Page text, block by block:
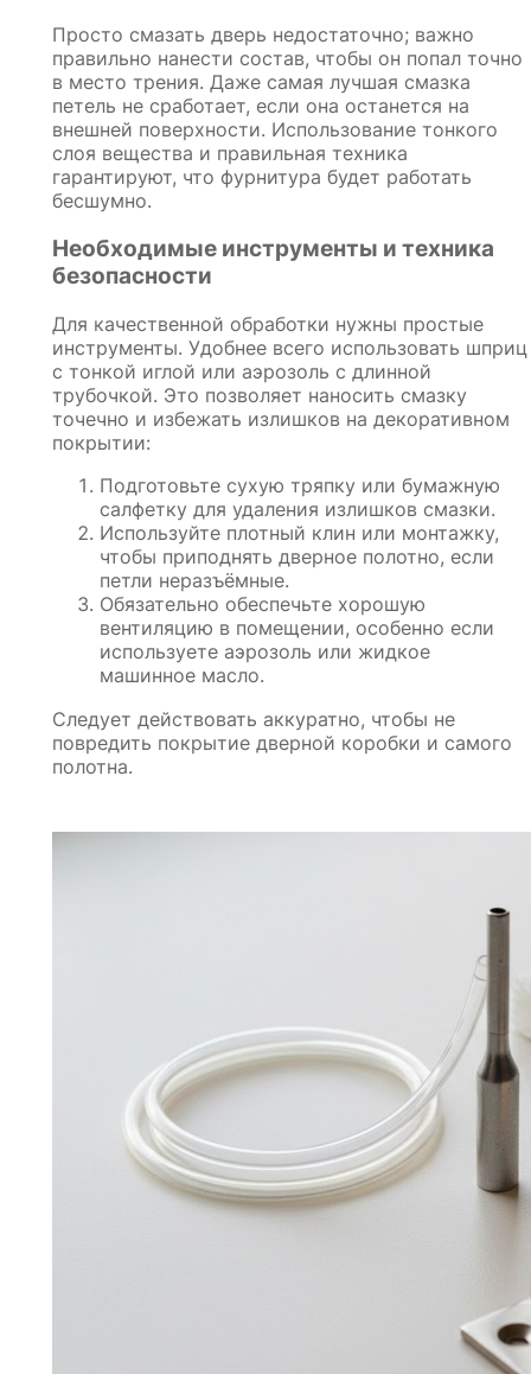
Просто смазать дверь недостаточно; важно
правильно нанести состав, чтобы он попал точно
в место трения. Даже самая лучшая смазка
петель не сработает, если она останется на
внешней поверхности. Использование тонкого
слоя вещества и правильная техника
гарантируют, что фурнитура будет работать
бесшумно.
Необходимые инструменты и техника
безопасности
Для качественной обработки нужны простые
инструменты. Удобнее всего использовать шприц
с тонкой иглой или аэрозоль с длинной
трубочкой. Это позволяет наносить смазку
точечно и избежать излишков на декоративном
покрытии:
Подготовьте сухую тряпку или бумажную
салфетку для удаления излишков смазки.
Используйте плотный клин или монтажку,
чтобы приподнять дверное полотно, если
петли неразъёмные.
Обязательно обеспечьте хорошую
вентиляцию в помещении, особенно если
используете аэрозоль или жидкое
машинное масло.
Следует действовать аккуратно, чтобы не
повредить покрытие дверной коробки и самого
полотна.